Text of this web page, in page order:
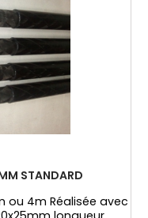
STANDARD
ou 4m Réalisée avec